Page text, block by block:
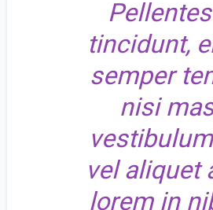
tincidunt,
semper
nisi
vel aliquet
lorem in